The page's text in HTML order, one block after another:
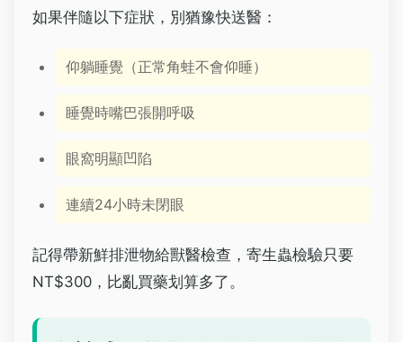
如果伴隨以下症狀，別猶豫快送醫：
仰躺睡覺（正常角蛙不會仰睡）
睡覺時嘴巴張開呼吸
眼窩明顯凹陷
連續24小時未閉眼
記得帶新鮮排泄物給獸醫檢查，寄生蟲檢驗只要
NT$300，比亂買藥划算多了。